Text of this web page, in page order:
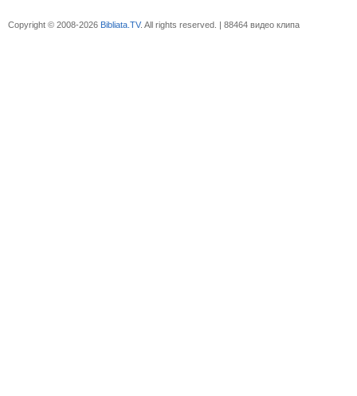
Copyright © 2008-2026 Bibliata.TV. All rights reserved. | 88464 видео клипа